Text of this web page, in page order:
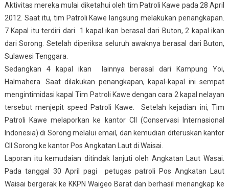
Aktivitas mereka mulai diketahui oleh tim Patroli Kawe pada 28 April
2012. Saat itu, tim Patroli Kawe langsung melakukan penangkapan.
7 Kapal itu terdiri dari 1 kapal ikan berasal dari Buton, 2 kapal ikan
dari Sorong. Setelah diperiksa seluruh awaknya berasal dari Buton,
Sulawesi Tenggara.
Sedangkan 4 kapal ikan lainnya berasal dari Kampung Yoi,
Halmahera. Saat dilakukan penangkapan, kapal-kapal ini sempat
mengintimidasi kapal Tim Patroli Kawe dengan cara 2 kapal nelayan
tersebut menjepit speed Patroli Kawe. Setelah kejadian ini, Tim
Patroli Kawe melaporkan ke kantor CII (Conservasi Internasional
Indonesia) di Sorong melalui email, dan kemudian diteruskan kantor
CII Sorong ke kantor Pos Angkatan Laut di Waisai.
Laporan itu kemudaian ditindak lanjuti oleh Angkatan Laut Wasai.
Pada tanggal 30 April pagi petugas patroli Pos Angkatan Laut
Waisai bergerak ke KKPN Waigeo Barat dan berhasil menangkap ke